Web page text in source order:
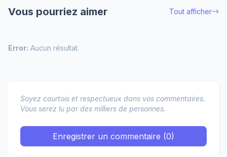
Vous pourriez aimer Tout afficher
Error: Aucun résultat.
Soyez courtois et respectueux dans vos commentaires.
Vous serez lu par des milliers de personnes.
Enregistrer un commentaire (0)